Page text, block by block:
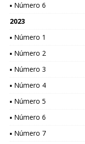
▪ Número 6
2023
▪ Número 1
▪ Número 2
▪ Número 3
▪ Número 4
▪ Número 5
▪ Número 6
▪ Número 7